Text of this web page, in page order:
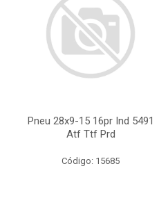
Pneu 28x9-15 16pr Ind 5491
Atf Ttf Prd
Código: 15685